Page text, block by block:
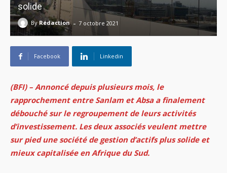
solide
By Rédaction - 7 octobre 2021
Facebook Linkedin
(BFI) – Annoncé depuis plusieurs mois, le
rapprochement entre Sanlam et Absa a finalement
débouché sur le regroupement de leurs activités
d’investissement. Les deux associés veulent mettre
sur pied une société de gestion d’actifs plus solide et
mieux capitalisée en Afrique du Sud.